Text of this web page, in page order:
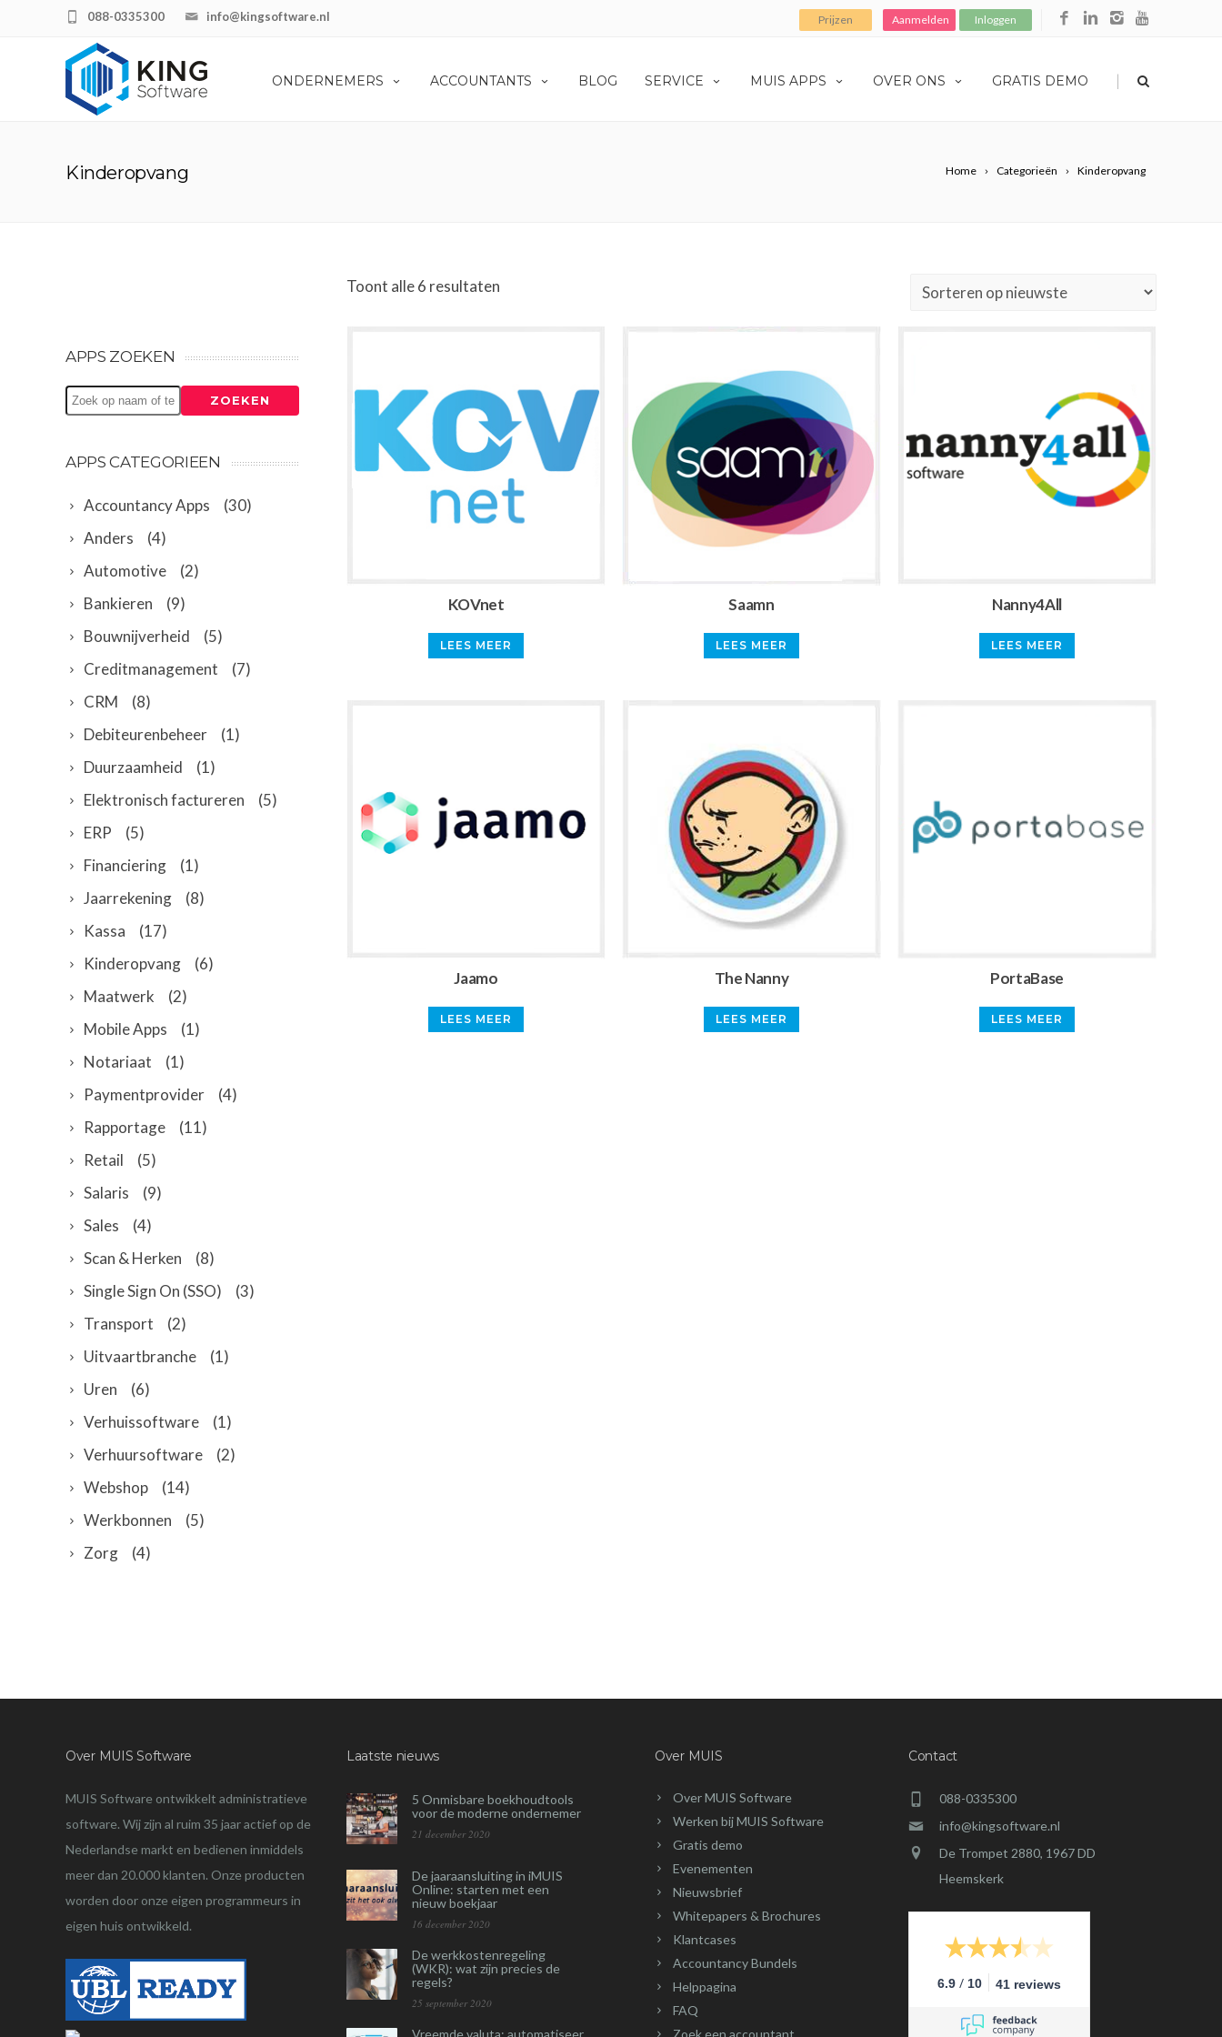
info@kingsoftware.nl
088-0335300 Prijzen Aanmelden Inloggen
ONDERNEMERS ACCOUNTANTS BLOG SERVICE MUIS APPS OVER ONS GRATIS DEMO |
Home Categorieën Kinderopvang
Kinderopvang
APPS ZOEKEN
Zoeken
APPS CATEGORIEEN
Accountancy Apps
(30)
Anders
(4)
Automotive
(2)
Bankieren
(9)
Bouwnijverheid
(5)
Creditmanagement
(7)
CRM
(8)
Debiteurenbeheer
(1)
Duurzaamheid
(1)
Elektronisch factureren
(5)
ERP
(5)
Financiering
(1)
Jaarrekening
(8)
Kassa
(17)
Kinderopvang
(6)
Maatwerk
(2)
Mobile Apps
(1)
Notariaat
(1)
Paymentprovider
(4)
Rapportage
(11)
Retail
(5)
Salaris
(9)
Sales
(4)
Scan & Herken
(8)
Single Sign On (SSO)
(3)
Transport
(2)
Uitvaartbranche
(1)
Uren
(6)
Verhuissoftware
(1)
Verhuursoftware
(2)
Webshop
(14)
Werkbonnen
(5)
Zorg
(4)
Toont alle 6 resultaten
KOVnet
LEES MEER
Saamn
LEES MEER
Nanny4All
LEES MEER
Jaamo
LEES MEER
The Nanny
LEES MEER
PortaBase
LEES MEER
Over MUIS Software
MUIS Software ontwikkelt administratieve
software. Wij zijn al ruim 35 jaar actief op de
Nederlandse markt en bedienen inmiddels
meer dan 20.000 klanten. Onze producten
worden door onze eigen programmeurs in
eigen huis ontwikkeld.
Laatste nieuws
5 Onmisbare boekhoudtools
voor de moderne ondernemer
21 december 2020
De jaaraansluiting in iMUIS
Online: starten met een
nieuw boekjaar
16 december 2020
De werkkostenregeling
(WKR): wat zijn precies de
regels?
25 september 2020
Vreemde valuta: automatiseer
Over MUIS
Over MUIS Software
Werken bij MUIS Software
Gratis demo
Evenementen
Nieuwsbrief
Whitepapers & Brochures
Klantcases
Accountancy Bundels
Helppagina
FAQ
Zoek een accountant
Contact
088-0335300
info@kingsoftware.nl
De Trompet 2880, 1967 DD
Heemskerk
6.9 / 10 41 reviews